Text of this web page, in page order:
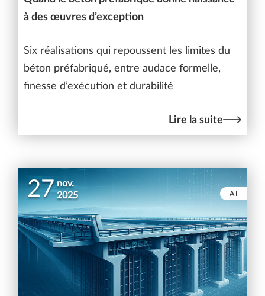
à des œuvres d’exception
Six réalisations qui repoussent les limites du
béton préfabriqué, entre audace formelle,
finesse d’exécution et durabilité
Lire la suite
27 nov.
2025
AI